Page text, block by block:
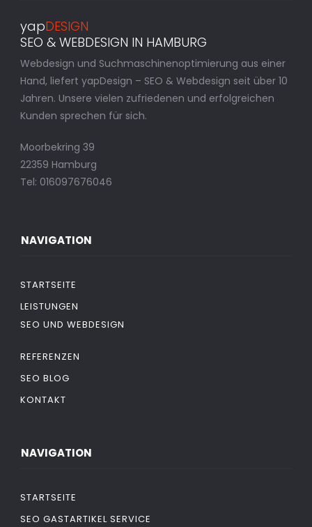
yapDESIGN
SEO & WEBDESIGN IN HAMBURG
Webdesign und Suchmaschinenoptimierung aus einer
Hand, liefert yapDesign – SEO & Webdesign seit über 10
Jahren. Unsere vielen zufriedenen und erfolgreichen
Kunden sprechen für sich.
Moorbekring 39
22359 Hamburg
Tel: 016097676046
NAVIGATION
STARTSEITE
LEISTUNGEN
SEO UND WEBDESIGN
REFERENZEN
SEO BLOG
KONTAKT
NAVIGATION
STARTSEITE
SEO GASTARTIKEL SERVICE